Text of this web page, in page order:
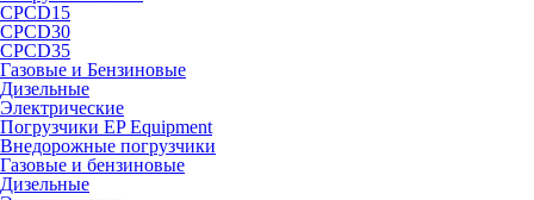
CPCD15
CPCD30
CPCD35
Газовые и Бензиновые
Дизельные
Электрические
Погрузчики EP Equipment
Внедорожные погрузчики
Газовые и бензиновые
Дизельные